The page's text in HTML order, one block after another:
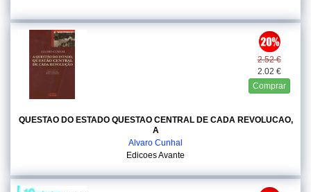
2.52 €
2.02 €
Comprar
QUESTAO DO ESTADO QUESTAO CENTRAL DE CADA REVOLUCAO,
A
Alvaro Cunhal
Edicoes Avante